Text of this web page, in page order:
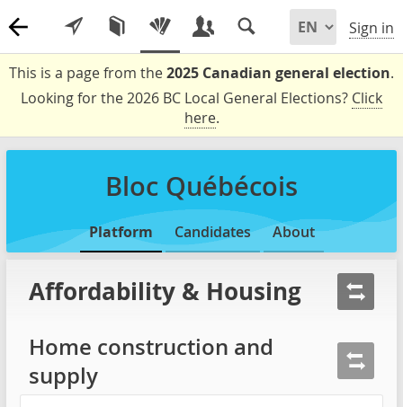
Sign in
This is a page from the2025 Canadian general election.
Looking for the 2026 BC Local General Elections? Click
here.
Bloc Québécois
Platform Candidates About
Affordability & Housing
Home construction and
supply